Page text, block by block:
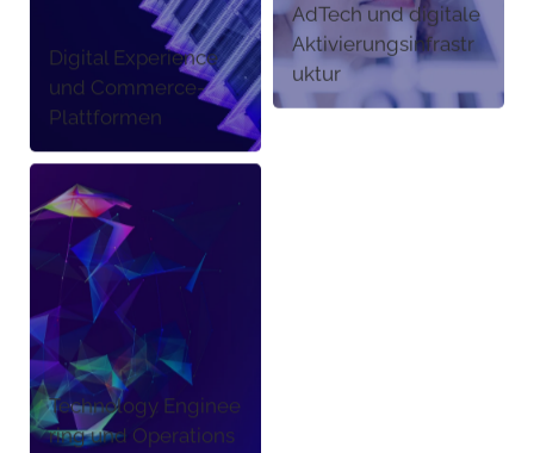
Digital Experience
und Commerce-
Plattformen
AdTech und digitale
Aktivierungsinfrastr
uktur
Technology Enginee
ring und Operations